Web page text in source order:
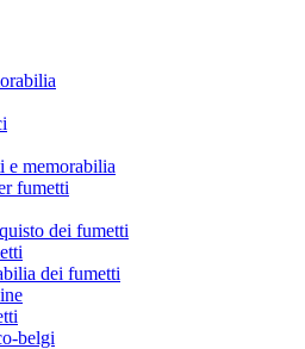
e memorabilia
fumetti
dei fumetti
dei fumetti
belgi